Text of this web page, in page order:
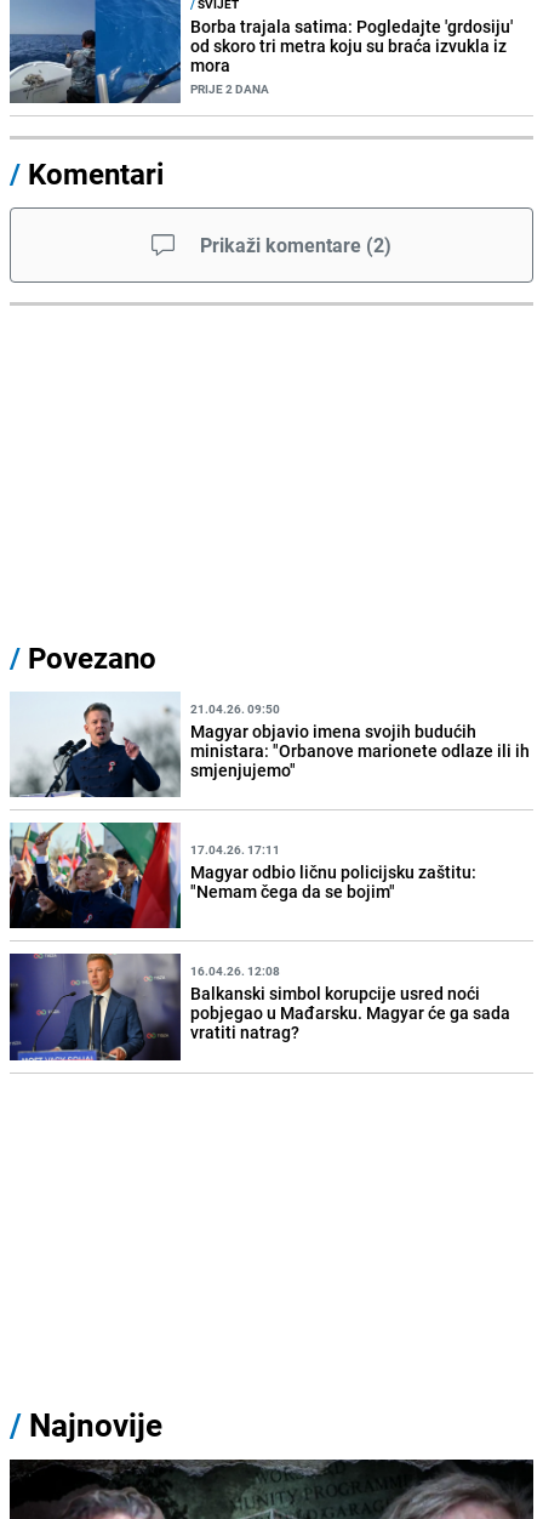
/SVIJET
Borba trajala satima: Pogledajte 'grdosiju'
od skoro tri metra koju su braća izvukla iz
mora
PRIJE 2 DANA
/ Komentari
Prikaži komentare (2)
/ Povezano
21.04.26. 09:50
Magyar objavio imena svojih budućih
ministara: "Orbanove marionete odlaze ili ih
smjenjujemo"
17.04.26. 17:11
Magyar odbio ličnu policijsku zaštitu:
"Nemam čega da se bojim"
16.04.26. 12:08
Balkanski simbol korupcije usred noći
pobjegao u Mađarsku. Magyar će ga sada
vratiti natrag?
/ Najnovije